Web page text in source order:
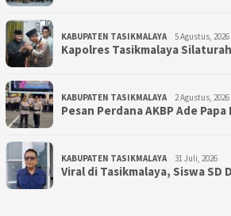
KABUPATEN TASIKMALAYA 5 Agustus, 2026
Kapolres Tasikmalaya
KABUPATEN TASIKMALAYA 2 Agustus, 2026
Pesan Perdana AKBP Ade
KABUPATEN TASIKMALAYA 31 Juli, 2026
Viral di Tasikmalaya, Siswa SD